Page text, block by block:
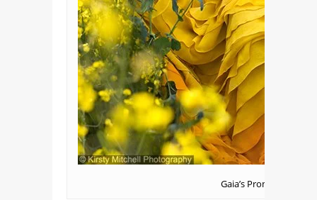
Gaia’s Promise